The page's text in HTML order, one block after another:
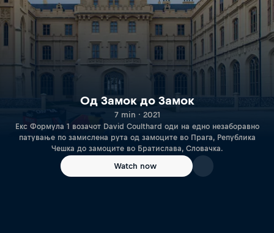
Од Замок до Замок
7 min · 2021
Екс Формула 1 возачот David Coulthard оди на едно незаборавно
патување по замислена рута од замоците во Прага, Република
Чешка до замоците во Братислава, Словачка.
Watch now